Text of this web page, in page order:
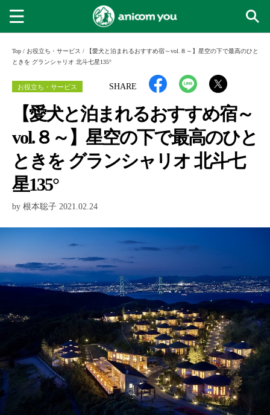
Top / お役立ち・サービス /
【愛犬と泊まれるおすすめ宿～vol.８～】星空の下で最高のひと
ときを グランシャリオ 北斗七星135°
SHARE
お役立ち・サービス
【愛犬と泊まれるおすすめ宿～
vol.８～】星空の下で最高のひと
ときを グランシャリオ 北斗七
星135°
by 根本聡子 2021.02.24